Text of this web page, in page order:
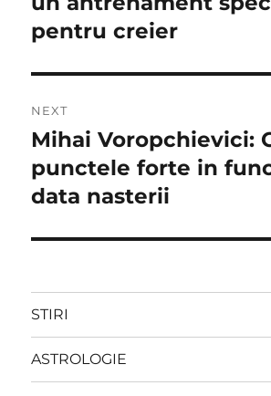
pentru creier
NEXT
Next
post:
Mihai Voropchievici:
punctele forte in
data nasterii
STIRI
ASTROLOGIE